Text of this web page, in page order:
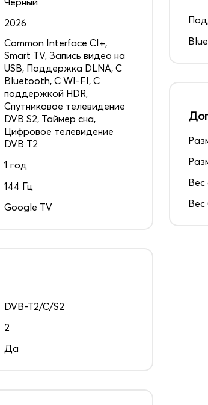
2026
Common Interface CI+,
Smart TV, Запись видео на
USB, Поддержка DLNA, С
Bluetooth, С WI-FI, С
поддержкой HDR,
Спутниковое телевидение
DVB S2, Таймер сна,
Цифровое телевидение
DVB T2
1 год
144 Гц
Google TV
DVB-T2/C/S2
2
Да
Вес
Вес